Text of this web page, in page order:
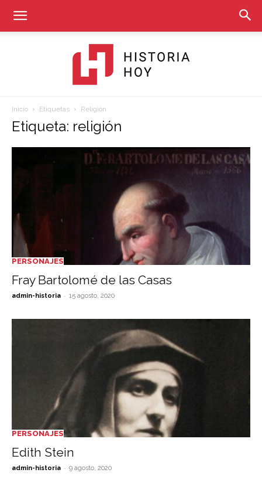
Hoy
Inicio Etiquetas Religión
Etiqueta: religión
PERSONAJES
Fray Bartolomé de las Casas
admin-historia - 15 agosto, 2020
PERSONAJES
Edith Stein
admin-historia - 9 agosto, 2020